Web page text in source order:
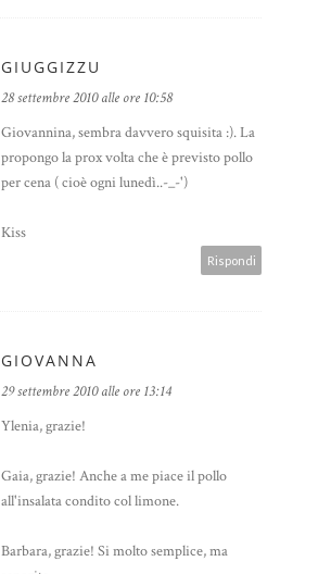
GIUGGIZZU
28 settembre 2010 alle ore 10:58
Giovannina, sembra davvero squisita :). La
propongo la prox volta che è previsto pollo
per cena ( cioè ogni lunedì..-_-')
Kiss
Rispondi
GIOVANNA
29 settembre 2010 alle ore 13:14
Ylenia, grazie!
Gaia, grazie! Anche a me piace il pollo
all'insalata condito col limone.
Barbara, grazie! Si molto semplice, ma